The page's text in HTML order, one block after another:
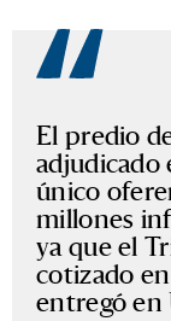
El predio
adjudicado
único
millones
ya que el
cotizado
entregó en